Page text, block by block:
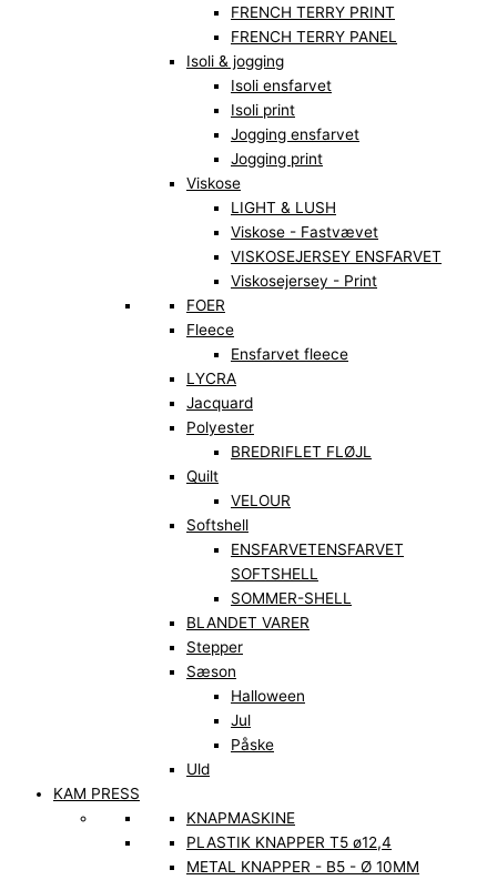
FRENCH TERRY PRINT
FRENCH TERRY PANEL
Isoli & jogging
Isoli ensfarvet
Isoli print
Jogging ensfarvet
Jogging print
Viskose
LIGHT & LUSH
Viskose - Fastvævet
VISKOSEJERSEY ENSFARVET
Viskosejersey - Print
FOER
Fleece
Ensfarvet fleece
LYCRA
Jacquard
Polyester
BREDRIFLET FLØJL
Quilt
VELOUR
Softshell
ENSFARVETENSFARVET
SOFTSHELL
SOMMER-SHELL
BLANDET VARER
Stepper
Sæson
Halloween
Jul
Påske
Uld
KAM PRESS
KNAPMASKINE
PLASTIK KNAPPER T5 ø12,4
METAL KNAPPER - B5 - Ø 10MM